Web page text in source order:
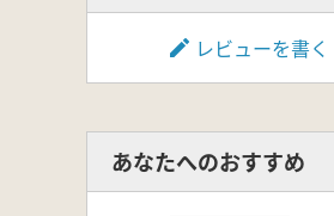
レビューを書く
あなたへのおすすめ